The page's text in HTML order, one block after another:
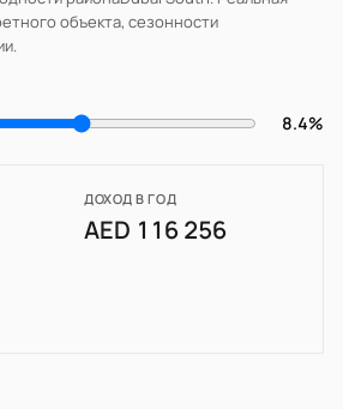
объекта, сезонности
8.4%
ДОХОД В ГОД
AED 116 256